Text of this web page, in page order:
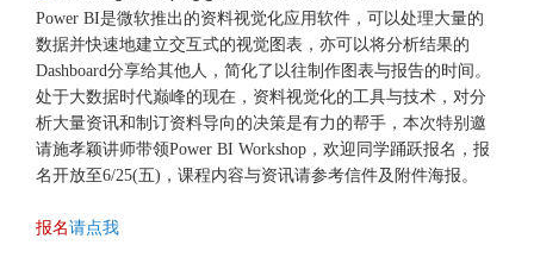
Power BI是微软推出的资料视觉化应用软件， 可以处理大量的
数据并快速地建立交互式的视觉图表， 亦可以将分析结果的
Dashboard分享给其他人， 简化了以往制作图表与报告的时间。
处于大数据时代巅峰的现在， 资料视觉化的工具与技术， 对分
析大量资讯和制订资料导向的决策是有力的帮手， 本次特别邀
请施孝颖讲师带领Power BI Workshop，欢迎同学踊跃报名，报
名开放至6/25(五) ，课程内容与资讯请参考信件及附件海报。
报名请点我